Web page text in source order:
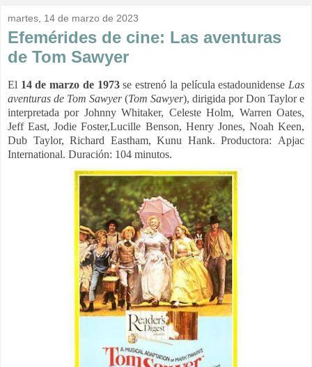
martes, 14 de marzo de 2023
Efemérides de cine: Las aventuras
de Tom Sawyer
El 14 de marzo de 1973se estrenó la película estadounidense Las
aventuras de Tom Sawyer(Tom Sawyer), dirigida por Don Taylor e
interpretada por Johnny Whitaker, Celeste Holm, Warren Oates,
Jeff East, Jodie Foster,Lucille Benson, Henry Jones, Noah Keen,
Dub Taylor, Richard Eastham, Kunu Hank. Productora: Apjac
International. Duración: 104 minutos.